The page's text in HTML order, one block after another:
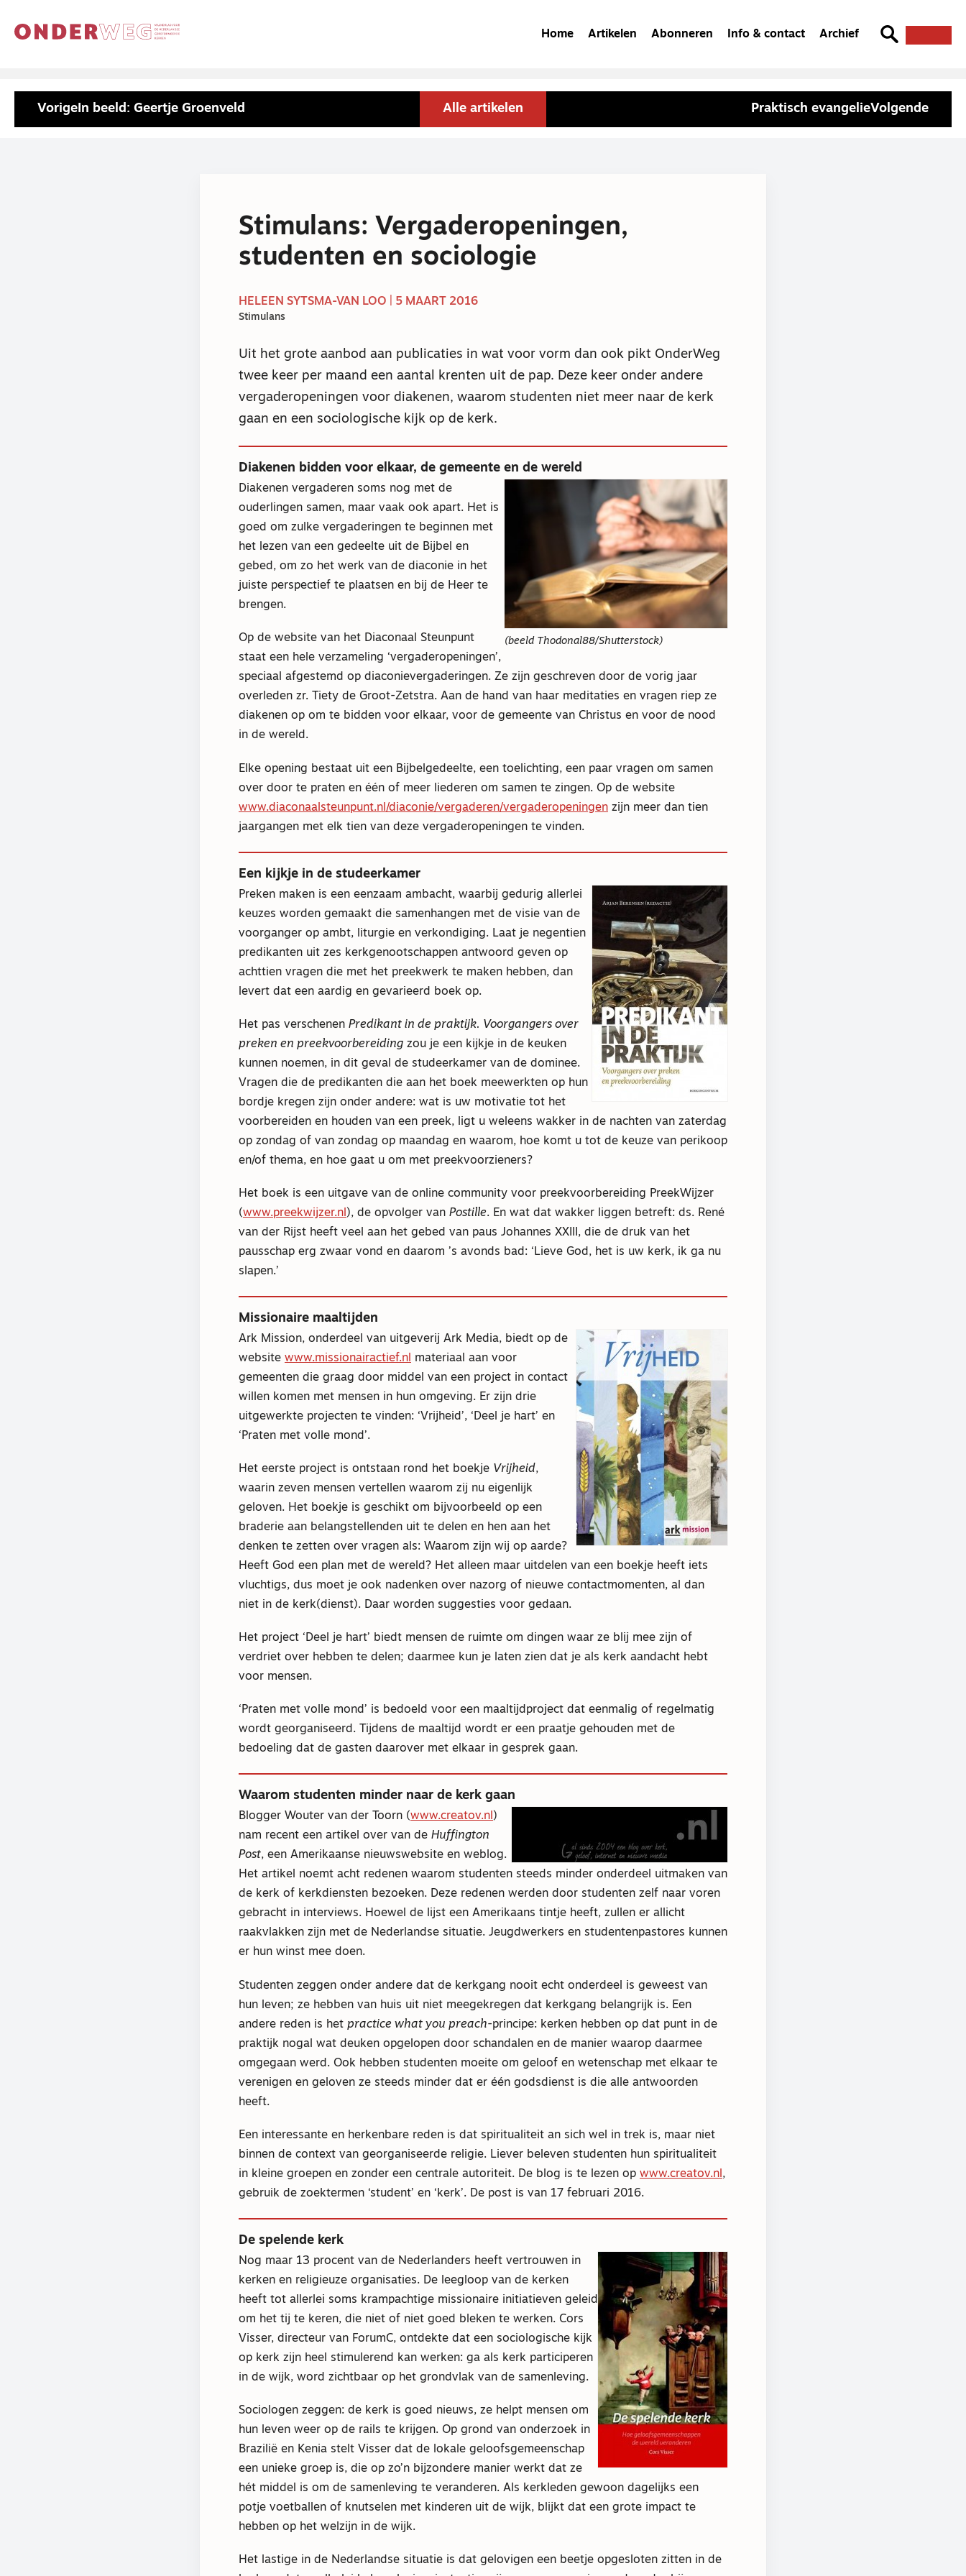
Home Artikelen Abonneren Info & contact Archief
VorigeIn beeld: Geertje Groenveld Alle artikelen Praktisch evangelieVolgende
Stimulans: Vergaderopeningen,
studenten en sociologie
HELEEN SYTSMA-VAN LOO | 5 MAART 2016
Stimulans
Uit het grote aanbod aan publicaties in wat voor vorm dan ook pikt OnderWeg
twee keer per maand een aantal krenten uit de pap. Deze keer onder andere
vergaderopeningen voor diakenen, waarom studenten niet meer naar de kerk
gaan en een sociologische kijk op de kerk.
Diakenen bidden voor elkaar, de gemeente en de wereld
(beeld Thodonal88/Shutterstock)
Diakenen vergaderen soms nog met de
ouderlingen samen, maar vaak ook apart. Het is
goed om zulke vergaderingen te beginnen met
het lezen van een gedeelte uit de Bijbel en
gebed, om zo het werk van de diaconie in het
juiste perspectief te plaatsen en bij de Heer te
brengen.
Op de website van het Diaconaal Steunpunt
staat een hele verzameling ‘vergaderopeningen’,
speciaal afgestemd op diaconievergaderingen. Ze zijn geschreven door de vorig jaar
overleden zr. Tiety de Groot-Zetstra. Aan de hand van haar meditaties en vragen riep ze
diakenen op om te bidden voor elkaar, voor de gemeente van Christus en voor de nood
in de wereld.
Elke opening bestaat uit een Bijbelgedeelte, een toelichting, een paar vragen om samen
over door te praten en één of meer liederen om samen te zingen. Op de website
www.diaconaalsteunpunt.nl/diaconie/vergaderen/vergaderopeningenzijn meer dan tien
jaargangen met elk tien van deze vergaderopeningen te vinden.
Een kijkje in de studeerkamer
Preken maken is een eenzaam ambacht, waarbij gedurig allerlei
keuzes worden gemaakt die samenhangen met de visie van de
voorganger op ambt, liturgie en verkondiging. Laat je negentien
predikanten uit zes kerkgenootschappen antwoord geven op
achttien vragen die met het preekwerk te maken hebben, dan
levert dat een aardig en gevarieerd boek op.
Het pas verschenen Predikant in de praktijk. Voorgangers over
preken en preekvoorbereidingzou je een kijkje in de keuken
kunnen noemen, in dit geval de studeerkamer van de dominee.
Vragen die de predikanten die aan het boek meewerkten op hun
bordje kregen zijn onder andere: wat is uw motivatie tot het
voorbereiden en houden van een preek, ligt u weleens wakker in de nachten van zaterdag
op zondag of van zondag op maandag en waarom, hoe komt u tot de keuze van perikoop
en/of thema, en hoe gaat u om met preekvoorzieners?
Het boek is een uitgave van de online community voor preekvoorbereiding PreekWijzer
(www.preekwijzer.nl ), de opvolger van Postille. En wat dat wakker liggen betreft: ds. René
van der Rijst heeft veel aan het gebed van paus Johannes XXIII, die de druk van het
pausschap erg zwaar vond en daarom ’s avonds bad: ‘Lieve God, het is uw kerk, ik ga nu
slapen.’
Missionaire maaltijden
Ark Mission, onderdeel van uitgeverij Ark Media, biedt op de
website www.missionairactief.nl
materiaal aan voor
gemeenten die graag door middel van een project in contact
willen komen met mensen in hun omgeving. Er zijn drie
uitgewerkte projecten te vinden: ‘Vrijheid’, ‘Deel je hart’ en
‘Praten met volle mond’.
Het eerste project is ontstaan rond het boekje Vrijheid,
waarin zeven mensen vertellen waarom zij nu eigenlijk
geloven. Het boekje is geschikt om bijvoorbeeld op een
braderie aan belangstellenden uit te delen en hen aan het
denken te zetten over vragen als: Waarom zijn wij op aarde?
Heeft God een plan met de wereld? Het alleen maar uitdelen van een boekje heeft iets
vluchtigs, dus moet je ook nadenken over nazorg of nieuwe contactmomenten, al dan
niet in de kerk(dienst). Daar worden suggesties voor gedaan.
Het project ‘Deel je hart’ biedt mensen de ruimte om dingen waar ze blij mee zijn of
verdriet over hebben te delen; daarmee kun je laten zien dat je als kerk aandacht hebt
voor mensen.
‘Praten met volle mond’ is bedoeld voor een maaltijdproject dat eenmalig of regelmatig
wordt georganiseerd. Tijdens de maaltijd wordt er een praatje gehouden met de
bedoeling dat de gasten daarover met elkaar in gesprek gaan.
Waarom studenten minder naar de kerk gaan
Blogger Wouter van der Toorn (www.creatov.nl)
nam recent een artikel over van de Huffington
Post, een Amerikaanse nieuwswebsite en weblog.
Het artikel noemt acht redenen waarom studenten steeds minder onderdeel uitmaken van
de kerk of kerkdiensten bezoeken. Deze redenen werden door studenten zelf naar voren
gebracht in interviews. Hoewel de lijst een Amerikaans tintje heeft, zullen er allicht
raakvlakken zijn met de Nederlandse situatie. Jeugdwerkers en studentenpastores kunnen
er hun winst mee doen.
Studenten zeggen onder andere dat de kerkgang nooit echt onderdeel is geweest van
hun leven; ze hebben van huis uit niet meegekregen dat kerkgang belangrijk is. Een
andere reden is het practice what you preach-principe: kerken hebben op dat punt in de
praktijk nogal wat deuken opgelopen door schandalen en de manier waarop daarmee
omgegaan werd. Ook hebben studenten moeite om geloof en wetenschap met elkaar te
verenigen en geloven ze steeds minder dat er één godsdienst is die alle antwoorden
heeft.
Een interessante en herkenbare reden is dat spiritualiteit an sich wel in trek is, maar niet
binnen de context van georganiseerde religie. Liever beleven studenten hun spiritualiteit
in kleine groepen en zonder een centrale autoriteit. De blog is te lezen op www.creatov.nl ,
gebruik de zoektermen ‘student’ en ‘kerk’. De post is van 17 februari 2016.
De spelende kerk
Nog maar 13 procent van de Nederlanders heeft vertrouwen in
kerken en religieuze organisaties. De leegloop van de kerken
heeft tot allerlei soms krampachtige missionaire initiatieven geleid
om het tij te keren, die niet of niet goed bleken te werken. Cors
Visser, directeur van ForumC, ontdekte dat een sociologische kijk
op kerk zijn heel stimulerend kan werken: ga als kerk participeren
in de wijk, word zichtbaar op het grondvlak van de samenleving.
Sociologen zeggen: de kerk is goed nieuws, ze helpt mensen om
hun leven weer op de rails te krijgen. Op grond van onderzoek in
Brazilië en Kenia stelt Visser dat de lokale geloofsgemeenschap
een unieke groep is, die op zo’n bijzondere manier werkt dat ze
hét middel is om de samenleving te veranderen. Als kerkleden gewoon dagelijks een
potje voetballen of knutselen met kinderen uit de wijk, blijkt dat een grote impact te
hebben op het welzijn in de wijk.
Het lastige in de Nederlandse situatie is dat gelovigen een beetje opgesloten zitten in de